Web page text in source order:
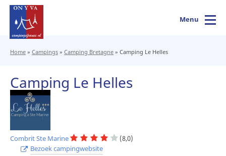
Menu
Home » Campings » Camping Bretagne » Camping Le Helles
Camping Le Helles
Combrit Ste Marine
(8,0)
Bezoek campingwebsite